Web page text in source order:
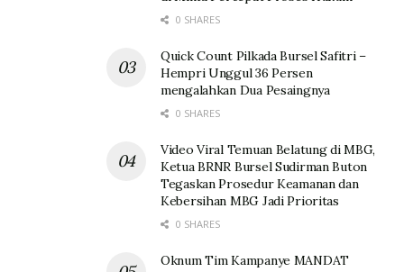
0 SHARES
Quick Count Pilkada Bursel Safitri –
Hempri Unggul 36 Persen
mengalahkan Dua Pesaingnya
0 SHARES
Video Viral Temuan Belatung di MBG,
Ketua BRNR Bursel Sudirman Buton
Tegaskan Prosedur Keamanan dan
Kebersihan MBG Jadi Prioritas
0 SHARES
Oknum Tim Kampanye MANDAT